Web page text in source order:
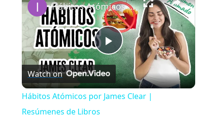
Play
Video
Hábitos Atómicos por James Clear | Resúmenes de Libros
Watch on
Hábitos Atómicos por James Clear |
Resúmenes de Libros